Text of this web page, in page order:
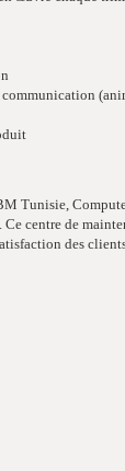
communication
Tunisie,
centre de
des